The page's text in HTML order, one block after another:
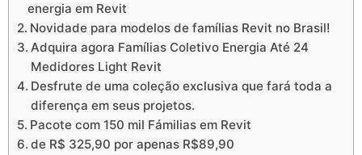
energia em Revit
Novidade para modelos de famílias Revit no Brasil!
Adquira agora Famílias Coletivo Energia Até 24
Medidores Light Revit
Desfrute de uma coleção exclusiva que fará toda a
diferença em seus projetos.
Pacote com 150 mil Fámilias em Revit
de R$ 325,90 por apenas R$89,90